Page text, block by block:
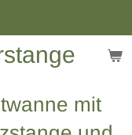
mit